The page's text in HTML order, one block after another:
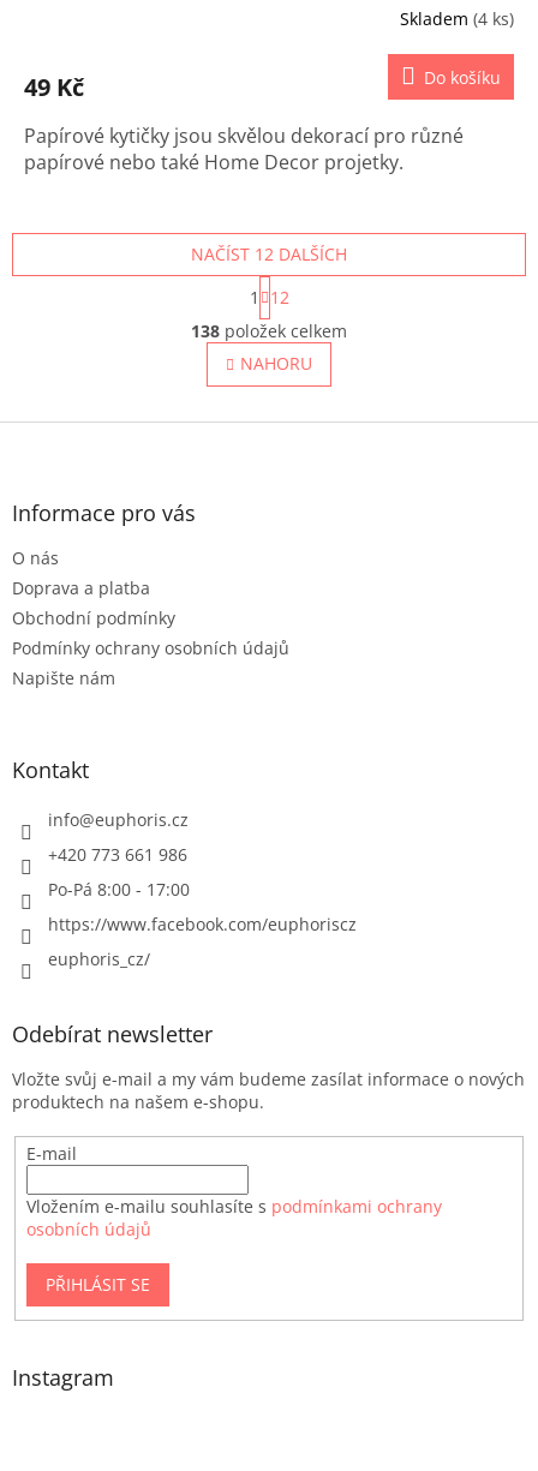
Skladem (4 ks)
49 Kč Do košíku
Papírové kytičky jsou skvělou dekorací pro různé
papírové nebo také Home Decor projetky.
O
v
l
á
a
ý
p
NAČÍST 12 DALŠÍCH
S
t
r
á
n
k
v
1
12
138 položek celkem
NAHORU
Z
Informace pro vás
O nás
Doprava a platba
Obchodní podmínky
Podmínky ochrany osobních údajů
Napište nám
Kontakt
info@euphoris.cz
+420 773 661 986
Po-Pá 8:00 - 17:00
https://www.facebook.com/euphoriscz
euphoris_cz/
Odebírat newsletter
Vložte svůj e-mail a my vám budeme zasílat informace o nových
produktech na našem e-shopu.
E-mail
Vložením e-mailu souhlasíte s podmínkami ochrany
osobních údajů
PŘIHLÁSIT SE
Instagram